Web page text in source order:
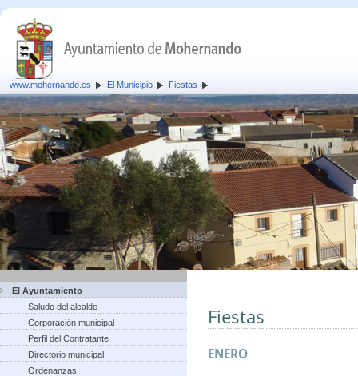
www.mohernando.es El Municipio Fiestas
El Ayuntamiento
Saludo del alcalde
Corporación municipal
Perfil del Contratante
Directorio municipal
Ordenanzas
Fiestas
ENERO